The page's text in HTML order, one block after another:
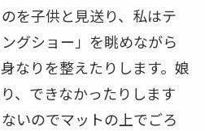
を子供と見送り、私はテ
グショー」を眺めながら
なりを整えたりします。娘
、できなかったりします
いのでマットの上でごろ